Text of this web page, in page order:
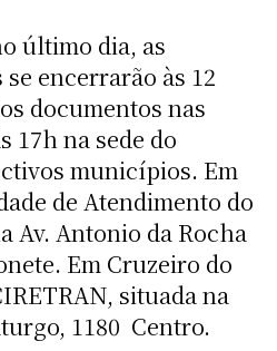
último dia, as
encerrarão às 12
documentos nas
17h na sede do
municípios. Em
de Atendimento do
Av. Antonio da Rocha
Em Cruzeiro do
situada na
1180  Centro.